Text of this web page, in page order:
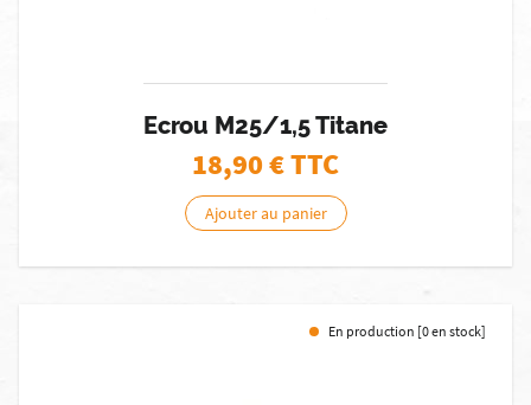
Ecrou M25/1,5 Titane
18,90€ TTC
Ajouter au panier
En production [0 en stock]